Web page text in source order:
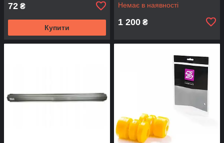
72 ₴
Купити
Немає в наявності
1 200 ₴